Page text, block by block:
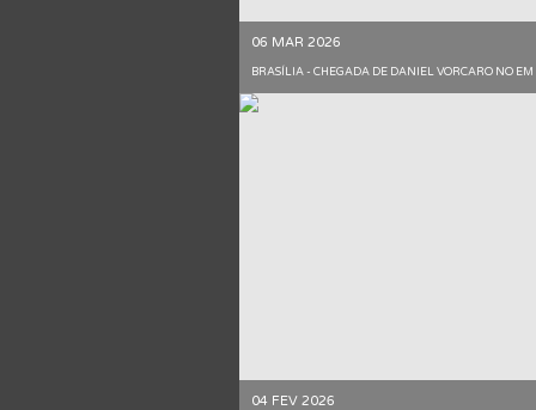
06 MAR 2026
BRASÍLIA - CHEGADA DE DANIEL VORCARO NO
04 FEV 2026